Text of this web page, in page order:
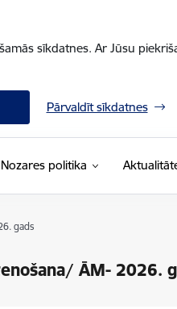
sīkdatnes. Ar Jūsu
Pārvaldīt sīkdatnes
Nozares politika
gads
ĀM- 2026.